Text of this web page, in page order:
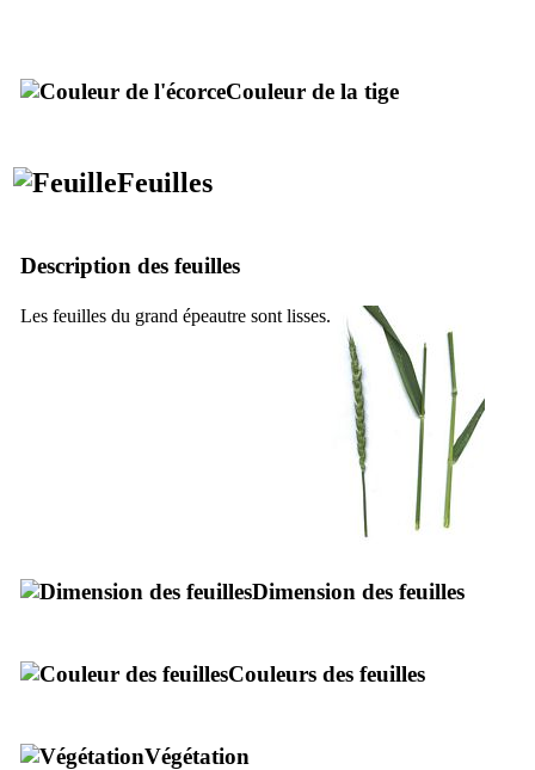
Couleur de la tige
Feuilles
Description des feuilles
Les feuilles du grand épeautre sont lisses.
Dimension des feuilles
Couleurs des feuilles
Végétation